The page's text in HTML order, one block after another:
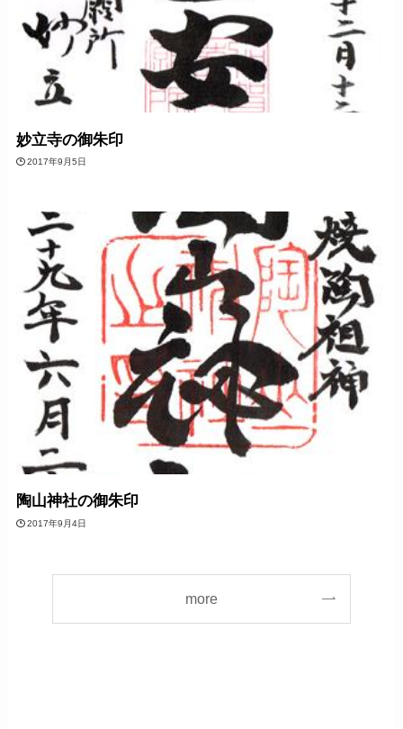
妙立寺の御朱印
2017年9月5日
陶山神社の御朱印
2017年9月4日
more